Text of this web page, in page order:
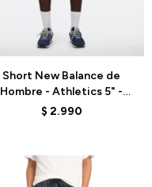
Short New Balance de
Hombre - Athletics 5" -
MS41511NNY - BLUE
$ 2.990